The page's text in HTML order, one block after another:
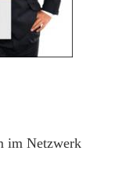
im Netzwerk